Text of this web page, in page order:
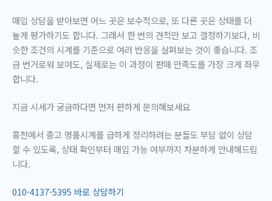
매입 상담을 받아보면 어느 곳은 보수적으로, 또 다른 곳은 상태를 더
높게 평가하기도 합니다. 그래서 한 번의 견적만 보고 결정하기보다, 비
슷한 조건의 시계를 기준으로 여러 반응을 살펴보는 것이 좋습니다. 조
금 번거로워 보여도, 실제로는 이 과정이 판매 만족도를 가장 크게 좌우
합니다.
지금 시세가 궁금하다면 먼저 편하게 문의해보세요
홍천에서 중고 명품시계를 급하게 정리하려는 분들도 부담 없이 상담
할 수 있도록, 상태 확인부터 매입 가능 여부까지 차분하게 안내해드립
니다.
010-4137-5395 바로 상담하기